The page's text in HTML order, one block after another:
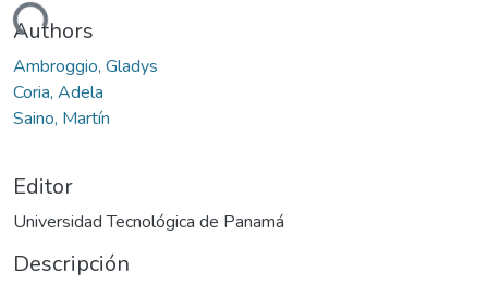
Authors
Ambroggio, Gladys
Coria, Adela
Saino, Martín
Editor
Universidad Tecnológica de Panamá
Descripción